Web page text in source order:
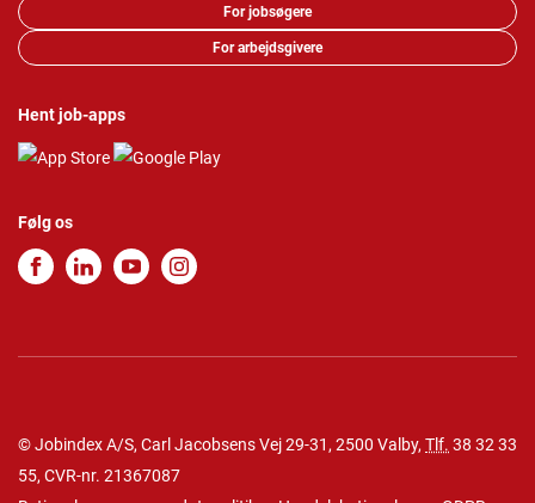
For jobsøgere
For arbejdsgivere
Hent job-apps
Følg os
© Jobindex A/S, Carl Jacobsens Vej 29-31, 2500 Valby, Tlf. 38 32 33
55, CVR-nr. 21367087